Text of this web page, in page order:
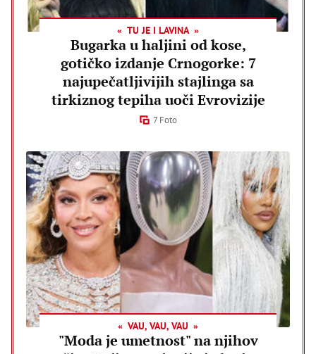
TU JE I LAVINA
Bugarka u haljini od kose,
gotičko izdanje Crnogorke: 7
najupečatljivijih stajlinga sa
tirkiznog tepiha uoči Evrovizije
7 Foto
VAU, VAU, VAU
"Moda je umetnost" na njihov